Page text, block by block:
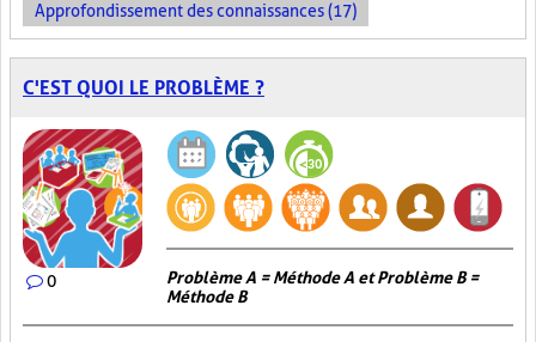
Approfondissement des connaissances (17)
C'EST QUOI LE PROBLÈME ?
0
Problème A = Méthode A et Problème B =
Méthode B